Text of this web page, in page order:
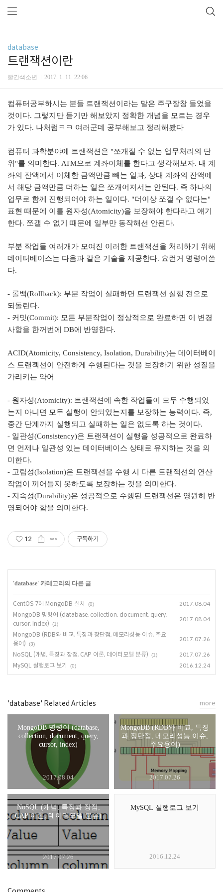
database
트랜잭션이란
빨간색소년 2017. 1. 11. 22:06
컴퓨터공부하시는 분들 트랜잭션이라는 말은 주구장창 들었을
것이다. 그렇지만 듣기만 해보았지 정확한 개념을 모르는 경우
가 있다. 나처럼ㅋㅋ 여러군데 공부해보고 정리해봤다
컴퓨터 과학분야에 트랜잭션은 "쪼개질 수 없는 업무처리의 단
위"를 의미한다. ATM으로 계좌이체를 한다고 생각해보자. 내 계
좌의 잔액에서 이체한 금액만큼 빼는 일과, 상대 계좌의 잔액에
서 해당 금액만큼 더하는 일은 쪼개어져서는 안된다. 즉 하나의
업무로 함께 진행되어야 하는 일이다. "더이상 쪼갤 수 없다는"
표현 때문에 이를 원자성(Atomicity)을 보장해야 한다라고 얘기
한다. 쪼갤 수 없기 때문에 일부만 동작해선 안된다.
부분 작업들 여러개가 모여진 이러한 트랜잭션을 처리하기 위해
데이터베이스는 다음과 같은 기술을 제공한다. 요런거 명령어쓴
다.
- 롤백(Rollback): 부분 작업이 실패하면 트랜잭션 실행 전으로
되돌린다.
- 커밋(Commit): 모든 부분작업이 정상적으로 완료하면 이 변경
사항을 한꺼번에 DB에 반영한다.
ACID(Atomicity, Consistency, Isolation, Durability)는 데이터베이
스 트랜젝션이 안전하게 수행된다는 것을 보장하기 위한 성질을
가리키는 약어
- 원자성(Atomicity): 트랜잭션에 속한 작업들이 모두 수행되었
는지 아니면 모두 실행이 안되었는지를 보장하는 능력이다. 즉,
중간 단계까지 실행되고 실패하는 일은 없도록 하는 것이다.
- 일관성(Consistency)은 트랜잭션이 실행을 성공적으로 완료하
면 언제나 일관성 있는 데이터베이스 상태로 유지하는 것을 의
미한다.
- 고립성(Isolation)은 트랜잭션을 수행 시 다른 트랜잭션의 연산
작업이 끼어들지 못하도록 보장하는 것을 의미한다.
- 지속성(Durability)은 성공적으로 수행된 트랜잭션은 영원히 반
영되어야 함을 의미한다.
12 구독하기
'database' 카테고리의 다른 글
CentOS 7에 MongoDB 설치 (0) 2017.08.04
MongoDB 명령어 (database, collection, document, query,
cursor, index)
(1)
2017.08.04
MongoDB (RDB와 비교, 특징과 장단점, 메모리성능 이슈, 주요
용어)
(3)
2017.07.26
NoSQL (개념, 특징과 장점, CAP 이론, 데이터모델 분류) (1) 2017.07.26
MySQL 실행로그 보기 (0) 2016.12.24
'database' Related Articles
MongoDB 명령어 (database,
collection, document, query,
cursor, index)
2017.08.04
MongoDB (RDB와 비교, 특징
과 장단점, 메모리성능 이슈,
주요용어)
2017.07.26
NoSQL (개념, 특징과 장점,
CAP 이론, 데이터모델 분류)
2017.07.26
MySQL 실행로그 보기
2016.12.24
more